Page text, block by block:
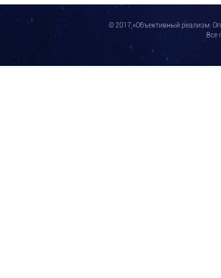
© 2017 «Объективный реализм.
Все